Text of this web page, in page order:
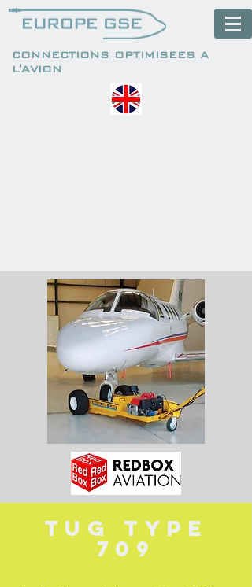
CONNECTIONS OPTIMISEES A
L'AVION
TuG TYPE
709